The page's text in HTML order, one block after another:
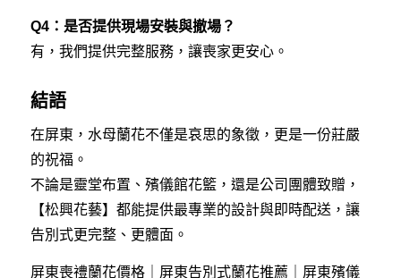
Q4：是否提供現場安裝與撤場？
有，我們提供完整服務，讓喪家更安心。
結語
在屏東，水母蘭花不僅是哀思的象徵，更是一份莊嚴
的祝福。
不論是靈堂布置、殯儀館花籃，還是公司團體致贈，
【松興花藝】都能提供最專業的設計與即時配送，讓
告別式更完整、更體面。
屏東喪禮蘭花價格｜屏東告別式蘭花推薦｜屏東殯儀